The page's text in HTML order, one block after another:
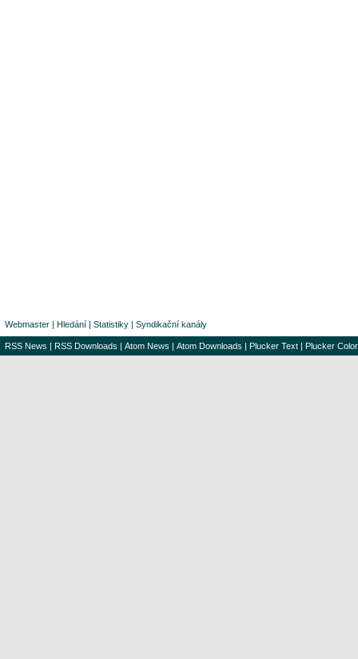
Webmaster | Hledání | Statistiky | Syndikační kanály
RSS News | RSS Downloads | Atom News | Atom Downloads | Plucker Text | Plucker Color